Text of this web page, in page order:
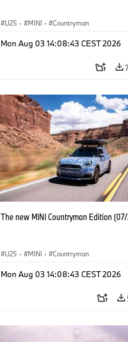
U25 · MINI · Countryman
Mon Aug 03 14:08:43 CEST 2026
The new MINI Countryman Edition
U25 · MINI · Countryman
Mon Aug 03 14:08:43 CEST 2026